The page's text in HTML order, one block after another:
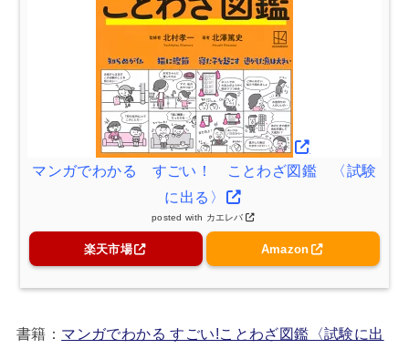
マンガでわかる すごい！ ことわざ図鑑 〈試験
に出る〉
posted with カエレバ
楽天市場 Amazon
書籍： マンガでわかる すごい!ことわざ図鑑〈試験に出